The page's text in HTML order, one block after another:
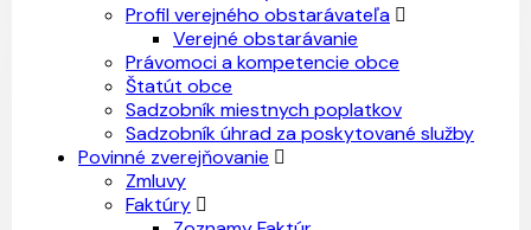
Profil verejného obstarávateľa
Verejné obstarávanie
Právomoci a kompetencie obce
Štatút obce
Sadzobník miestnych poplatkov
Sadzobník úhrad za poskytované služby
Povinné zverejňovanie
Zmluvy
Faktúry